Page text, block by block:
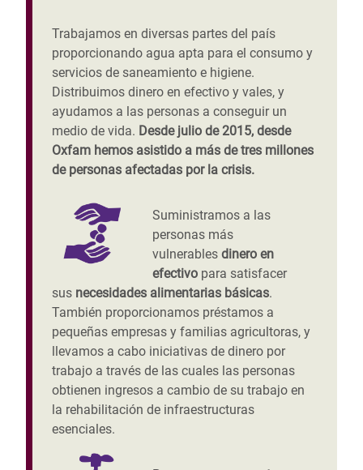
Trabajamos en diversas partes del país
proporcionando agua apta para el consumo y
servicios de saneamiento e higiene.
Distribuimos dinero en efectivo y vales, y
ayudamos a las personas a conseguir un
medio de vida. Desde julio de 2015, desde
Oxfam hemos asistido a más de tres millones
de personas afectadas por la crisis.
Suministramos a las
personas más
vulnerables dinero en
efectivo para satisfacer
sus necesidades alimentarias básicas.
También proporcionamos préstamos a
pequeñas empresas y familias agricultoras, y
llevamos a cabo iniciativas de dinero por
trabajo a través de las cuales las personas
obtienen ingresos a cambio de su trabajo en
la rehabilitación de infraestructuras
esenciales.